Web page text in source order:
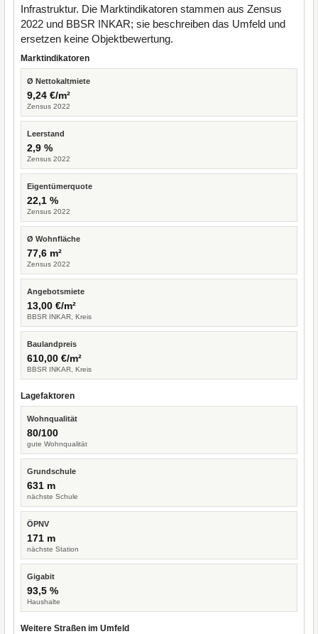
Infrastruktur. Die Marktindikatoren stammen aus Zensus
2022 und BBSR INKAR; sie beschreiben das Umfeld und
ersetzen keine Objektbewertung.
Marktindikatoren
Ø Nettokaltmiete
9,24 €/m²
Zensus 2022
Leerstand
2,9 %
Zensus 2022
Eigentümerquote
22,1 %
Zensus 2022
Ø Wohnfläche
77,6 m²
Zensus 2022
Angebotsmiete
13,00 €/m²
BBSR INKAR, Kreis
Baulandpreis
610,00 €/m²
BBSR INKAR, Kreis
Lagefaktoren
Wohnqualität
80/100
gute Wohnqualität
Grundschule
631 m
nächste Schule
ÖPNV
171 m
nächste Station
Gigabit
93,5 %
Haushalte
Weitere Straßen im Umfeld